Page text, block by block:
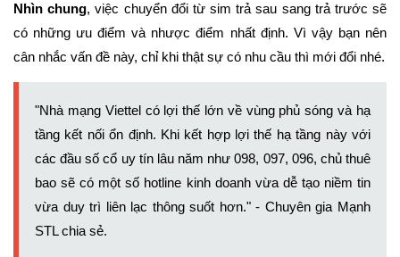
Nhìn chung, việc chuyển đổi từ sim trả sau sang trả trước sẽ
có những ưu điểm và nhược điểm nhất định. Vì vậy bạn nên
cân nhắc vấn đề này, chỉ khi thật sự có nhu cầu thì mới đổi nhé.
"Nhà mạng Viettel có lợi thế lớn về vùng phủ sóng và hạ
tầng kết nối ổn định. Khi kết hợp lợi thế hạ tầng này với
các đầu số cổ uy tín lâu năm như 098, 097, 096, chủ thuê
bao sẽ có một số hotline kinh doanh vừa dễ tạo niềm tin
vừa duy trì liên lạc thông suốt hơn." - Chuyên gia Mạnh
STL chia sẻ.